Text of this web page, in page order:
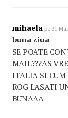
mihaela pe 31
buna ziua
SE POATE
MAIL???AS
ITALIA SI CUM
ROG LASATI
BUNAAA